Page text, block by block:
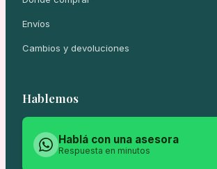
Envíos
Cambios y devoluciones
Hablemos
Hablá con una asesora
Respuesta en minutos